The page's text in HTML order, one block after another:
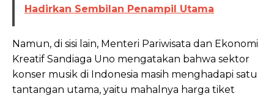
Hadirkan Sembilan Penampil Utama
Namun, di sisi lain, Menteri Pariwisata dan Ekonomi
Kreatif Sandiaga Uno mengatakan bahwa sektor
konser musik di Indonesia masih menghadapi satu
tantangan utama, yaitu mahalnya harga tiket